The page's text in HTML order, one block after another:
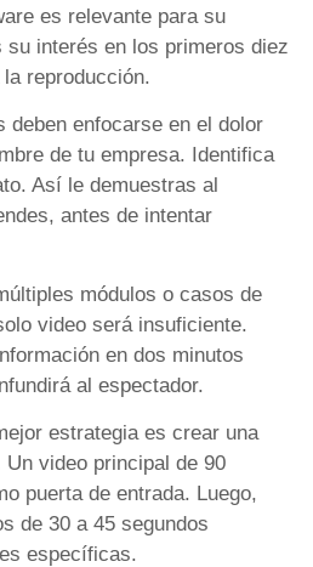
es relevante para su
su interés en los primeros diez
reproducción.
deben enfocarse en el dolor
de tu empresa. Identifica
Así le demuestras al
antes de intentar
módulos o casos de
video será insuficiente.
en dos minutos
al espectador.
estrategia es crear una
video principal de 90
puerta de entrada. Luego,
de 30 a 45 segundos
específicas.